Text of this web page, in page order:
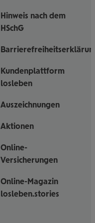
Hinweis nach dem
HSchG
Kundenplattform
losleben
Auszeichnungen
Aktionen
Online-
Versicherungen
Online-Magazin
losleben.stories